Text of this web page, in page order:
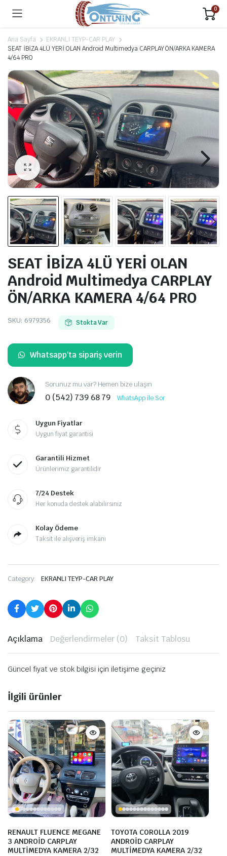
0
Ana Sayfa
EKRANLI TEYP-CAR PLAY
SEAT İBİZA 4LÜ YERİ OLAN Android Multimedya CARPLAY ÖN/ARKA KAMERA
4/64 PRO
SEAT İBİZA 4LÜ YERİ OLAN
Android Multimedya CARPLAY
ÖN/ARKA KAMERA 4/64 PRO
SKU: 6979356 Stokta Var
Whatsapp'ta sipariş verin
Sorunuz mu var? Hemen bize ulaşın
0 (542) 739 68 79 WhatsApp ile Sor
Uygun Fiyatlar
Uygun fiyat garantisi
Garantili Hizmet
Ürünlerimiz garantilidir
7/24 Destek
Her konuda destek alabilirsiniz
Kolay Ödeme
Taksit ile alışveriş imkanı
Category: EKRANLI TEYP-CAR PLAY
Açıklama Değerlendirmeler (0) Taksit Tablosu
Güncel fiyat ve stok bilgisi için iletişime geçiniz
İlgili ürünler
RENAULT FLUENCE MEGANE
3 ANDROİD CARPLAY
MULTİMEDYA KAMERA 2/32
TOYOTA COROLLA 2019
ANDROİD CARPLAY
MULTİMEDYA KAMERA 2/32